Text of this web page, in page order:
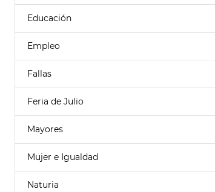
Educación
Empleo
Fallas
Feria de Julio
Mayores
Mujer e Igualdad
Naturia